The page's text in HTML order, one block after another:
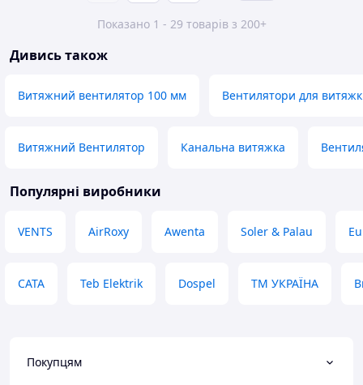
Показано 1 - 29 товарів з 200+
Дивись також
Витяжний вентилятор 100 мм Вентилятори для
Витяжний Вентилятор Канальна витяжка
Популярні виробники
VENTS AirRoxy Awenta Soler & Palau
CATA Teb Elektrik Dospel ТМ УКРАЇНА
Покупцям